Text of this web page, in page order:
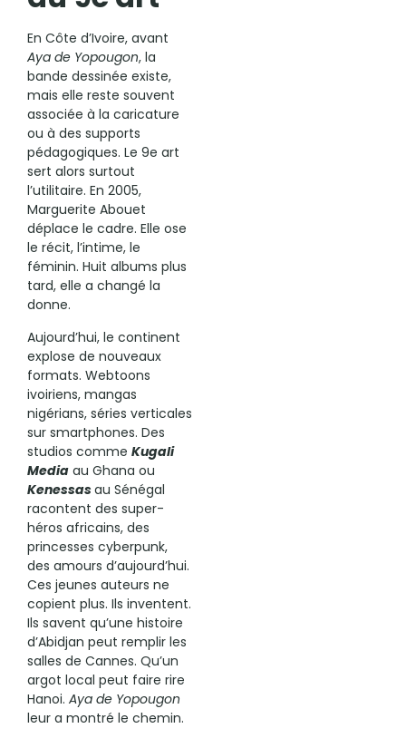
En Côte d’Ivoire, avant
Aya de Yopougon, la
bande dessinée existe,
mais elle reste souvent
associée à la caricature
ou à des supports
pédagogiques. Le 9e art
sert alors surtout
l’utilitaire. En 2005,
Marguerite Abouet
déplace le cadre. Elle ose
le récit, l’intime, le
féminin. Huit albums plus
tard, elle a changé la
donne.
Aujourd’hui, le continent
explose de nouveaux
formats. Webtoons
ivoiriens, mangas
nigérians, séries verticales
sur smartphones. Des
studios commeKugali
Media au Ghana ou
Kenessasau Sénégal
racontent des super-
héros africains, des
princesses cyberpunk,
des amours d’aujourd’hui.
Ces jeunes auteurs ne
copient plus. Ils inventent.
Ils savent qu’une histoire
d’Abidjan peut remplir les
salles de Cannes. Qu’un
argot local peut faire rire
Hanoi.Aya de Yopougon
leur a montré le chemin.